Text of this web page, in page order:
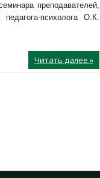
преподавателей,
психолога О.К.
Читать далее »